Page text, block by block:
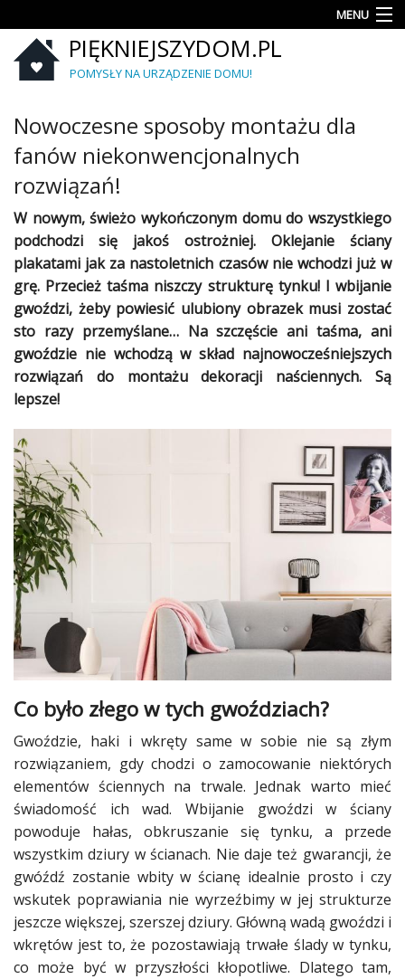
MENU
Aranżacje
wnętrz
Łazienka
Sypialnia
Salon
Zrób
to
sam
Ogród
Dekoracje
gadżety
Pokój
dziecięcy
Przedpokój
Najlepsze
Kategorie
Dodaj
«
Dodaj
Dodaj
artykuł
Dodaj
galerię
PIĘKNIEJSZYDOM.PL
POMYSŁY NA URZĄDZENIE DOMU!
Nowoczesne sposoby montażu dla
fanów niekonwencjonalnych
rozwiązań!
W nowym, świeżo wykończonym domu do wszystkiego
podchodzi się jakoś ostrożniej. Oklejanie ściany
plakatami jak za nastoletnich czasów nie wchodzi już w
grę. Przecież taśma niszczy strukturę tynku! I wbijanie
gwoździ, żeby powiesić ulubiony obrazek musi zostać
sto razy przemyślane… Na szczęście ani taśma, ani
gwoździe nie wchodzą w skład najnowocześniejszych
rozwiązań do montażu dekoracji naściennych. Są
lepsze!
Co było złego w tych gwoździach?
Gwoździe, haki i wkręty same w sobie nie są złym
rozwiązaniem, gdy chodzi o zamocowanie niektórych
elementów ściennych na trwale. Jednak warto mieć
świadomość ich wad. Wbijanie gwoździ w ściany
powoduje hałas, obkruszanie się tynku, a przede
wszystkim dziury w ścianach. Nie daje też gwarancji, że
gwóźdź zostanie wbity w ścianę idealnie prosto i czy
wskutek poprawiania nie wyrzeźbimy w jej strukturze
jeszcze większej, szerszej dziury. Główną wadą gwoździ i
wkrętów jest to, że pozostawiają trwałe ślady w tynku,
co może być w przyszłości kłopotliwe. Dlatego tam,